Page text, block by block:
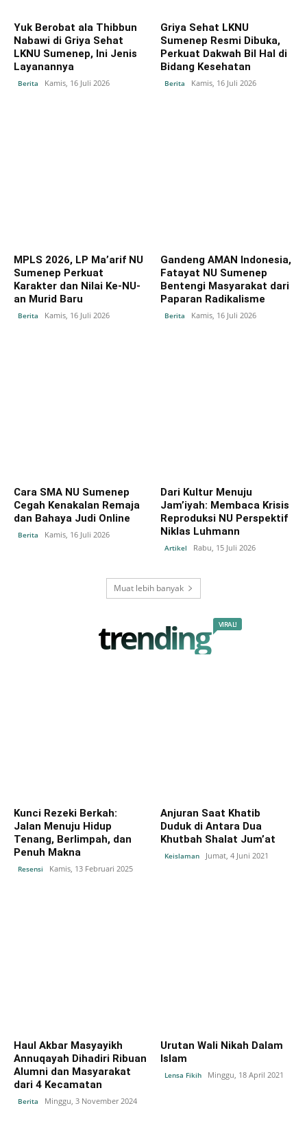
Yuk Berobat ala Thibbun
Nabawi di Griya Sehat
LKNU Sumenep, Ini Jenis
Layanannya
Berita Kamis, 16 Juli 2026
Griya Sehat LKNU
Sumenep Resmi Dibuka,
Perkuat Dakwah Bil Hal di
Bidang Kesehatan
Berita Kamis, 16 Juli 2026
‎MPLS 2026, LP Ma’arif NU
Sumenep Perkuat
Karakter dan Nilai Ke-NU-
an Murid Baru
Berita Kamis, 16 Juli 2026
Gandeng AMAN Indonesia,
Fatayat NU Sumenep
Bentengi Masyarakat dari
Paparan Radikalisme
Berita Kamis, 16 Juli 2026
Cara SMA NU Sumenep
Cegah Kenakalan Remaja
dan Bahaya Judi Online
Berita Kamis, 16 Juli 2026
Dari Kultur Menuju
Jam’iyah: Membaca Krisis
Reproduksi NU Perspektif
Niklas Luhmann
Artikel Rabu, 15 Juli 2026
Muat lebih banyak
trending VIRAL!
Kunci Rezeki Berkah:
Jalan Menuju Hidup
Tenang, Berlimpah, dan
Penuh Makna
Resensi Kamis, 13 Februari 2025
Anjuran Saat Khatib
Duduk di Antara Dua
Khutbah Shalat Jum’at
Keislaman Jumat, 4 Juni 2021
Haul Akbar Masyayikh
Annuqayah Dihadiri Ribuan
Alumni dan Masyarakat
dari 4 Kecamatan
Berita Minggu, 3 November 2024
Urutan Wali Nikah Dalam
Islam
Lensa Fikih Minggu, 18 April 2021